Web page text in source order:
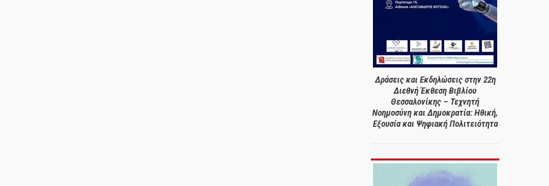
Δράσεις και Εκδηλώσεις στην 22η
Διεθνή Έκθεση Βιβλίου
Θεσσαλονίκης – Τεχνητή
Νοημοσύνη και Δημοκρατία: Ηθική,
Εξουσία και Ψηφιακή Πολιτειότητα